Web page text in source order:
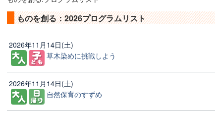
ものを創る：2026プログラムリスト
2026年11月14日(土)
草木染めに挑戦しよう
2026年11月14日(土)
自然保育のすずめ